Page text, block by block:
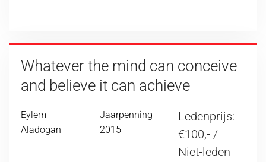
Whatever the mind can conceive
and believe it can achieve
Eylem
Aladogan
Jaarpenning
2015
Ledenprijs:
€100,- /
Niet-leden